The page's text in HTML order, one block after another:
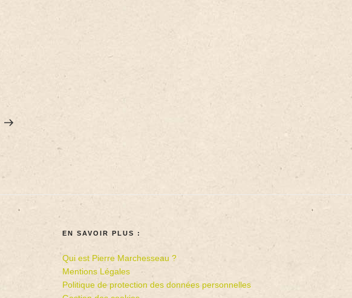
EN SAVOIR PLUS :
Qui est Pierre Marchesseau ?
Mentions Légales
Politique de protection des données personnelles